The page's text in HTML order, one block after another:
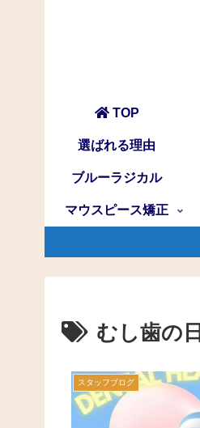
TOP
選ばれる理由
ブルーラジカル
マウスピース矯正
むし歯の日
スタッフブログ